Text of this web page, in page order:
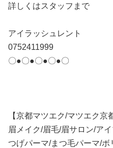
詳しくはスタッフまで
アイラッシュレント
0752411999
〇●〇●〇●〇●〇
【京都マツエク/マツエク
眉メイク/眉毛/眉サロン/ア
つげパーマ/まつ毛パーマ/